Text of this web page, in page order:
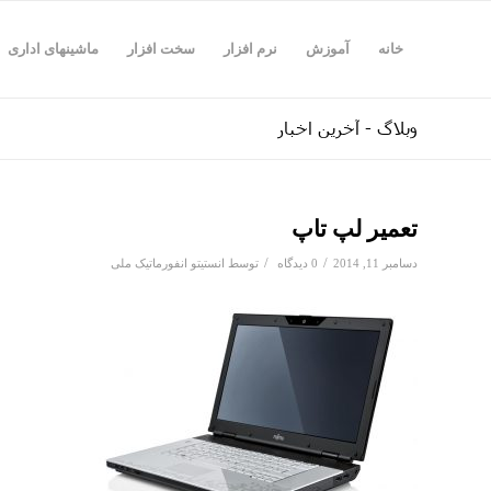
خانه آموزش نرم افزار سخت افزار ماشینهای اداری
وبلاگ - آخرین اخبار
تعمیر لپ تاپ
دسامبر 11, 2014 / 0 دیدگاه / توسط انستیتو انفورماتیک ملی